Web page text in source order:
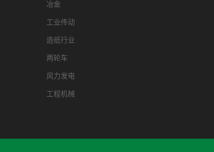
冶金
工业传动
造纸行业
两轮车
风力发电
工程机械